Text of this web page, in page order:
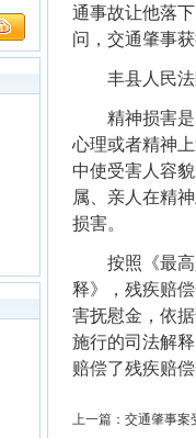
通事故让他落
问，交通肇事
丰县人民法
精神损害是
心理或者精神
中使受害人容
属、亲人在精
损害。
按照《最高
释》，残疾赔
害抚慰金，依
施行的司法解
赔偿了残疾赔
上一篇： 交通肇事案